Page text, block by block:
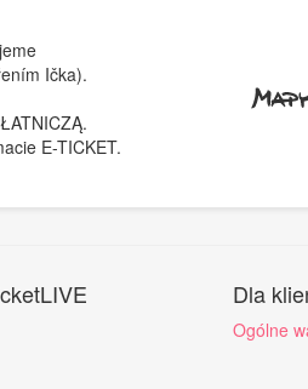
Ička).
E-TICKET.
Dla
Ogólne